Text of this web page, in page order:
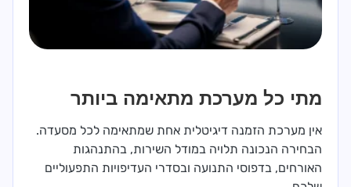
מתי כל מערכת מתאימה ביותר
אין מערכת הזמנה דיגיטלית אחת שמתאימה לכל מסעדה.
הבחירה הנכונה תלויה במודל השירות, בהתנהגות
האורחים, בדפוסי התנועה ובסדרי העדיפויות התפעוליים